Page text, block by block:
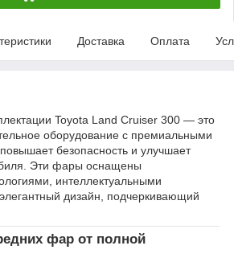
Доставка Оплата
Toyota Land Cruiser 300 — это
оборудование с премиальными
безопасность и улучшает
Эти фары оснащены
интеллектуальными
дизайн, подчеркивающий
фар от полной